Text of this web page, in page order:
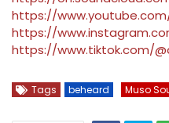
https://
https://
https://www.tiktok.com/
Tags beheard Muso